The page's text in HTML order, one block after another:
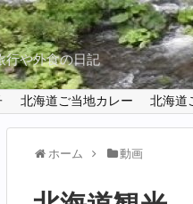
行や外食の日記
北海道ご当地カレー 北海道
ホーム 動画